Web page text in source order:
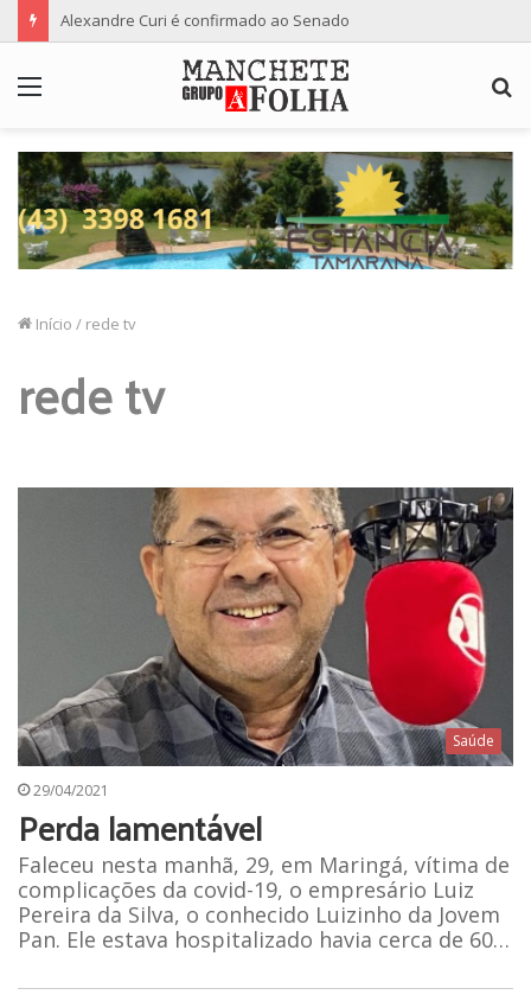
Alexandre Curi é confirmado ao Senado
Início / rede tv
rede tv
Saúde
29/04/2021
Perda lamentável
Faleceu nesta manhã, 29, em Maringá, vítima de
complicações da covid-19, o empresário Luiz
Pereira da Silva, o conhecido Luizinho da Jovem
Pan. Ele estava hospitalizado havia cerca de 60…